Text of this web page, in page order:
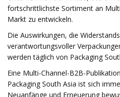
fortschrittlichste Sortiment an
Markt zu entwickeln.
Die Auswirkungen, die
verantwortungsvoller
werden täglich von Packaging
Eine Multi-Channel-B2B-
Packaging South Asia ist sich
Neuanfänge und Erneuerung